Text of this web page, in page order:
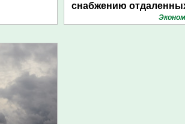
снабжению
поселений с помощью